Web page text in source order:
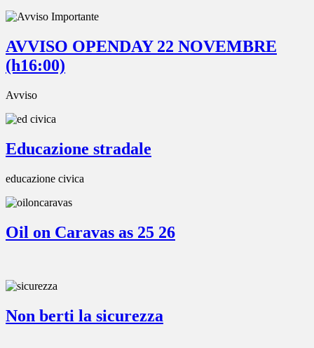
AVVISO OPENDAY 22 NOVEMBRE
(h16:00)
Avviso
Educazione stradale
educazione civica
Oil on Caravas as 25 26
Non berti la sicurezza